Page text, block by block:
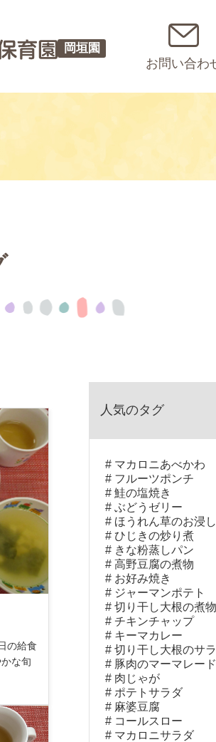
岡垣園
お問い合わ
の給食
な旬
人気のタグ
マカロニあべかわ
フルーツポンチ
鮭の塩焼き
ぶどうゼリー
ほうれん草のお浸し
ひじきの炒り煮
きな粉蒸しパン
高野豆腐の煮物
お好み焼き
ジャーマンポテト
切り干し大根の煮物
チキンチャップ
キーマカレー
切り干し大根のサ
豚肉のマーマレー
肉じゃが
ポテトサラダ
麻婆豆腐
コールスロー
マカロニサラダ